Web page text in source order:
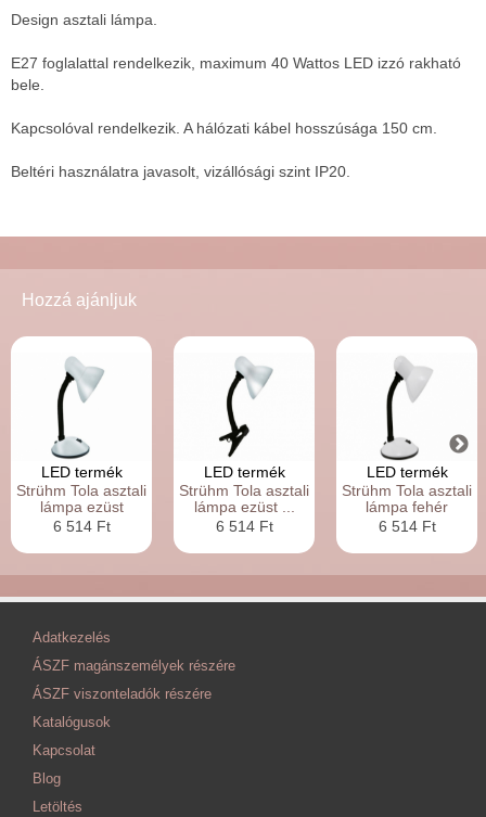
Design asztali lámpa.
E27 foglalattal rendelkezik, maximum 40 Wattos LED izzó rakható
bele.
Kapcsolóval rendelkezik. A hálózati kábel hosszúsága 150 cm.
Beltéri használatra javasolt, vizállósági szint IP20.
Hozzá ajánljuk
LED termék
Strühm Tola asztali
lámpa ezüst
6 514 Ft
LED termék
Strühm Tola asztali
lámpa ezüst ...
6 514 Ft
LED termék
Strühm Tola asztali
lámpa fehér
6 514 Ft
Adatkezelés
ÁSZF magánszemélyek részére
ÁSZF viszonteladók részére
Katalógusok
Kapcsolat
Blog
Letöltés